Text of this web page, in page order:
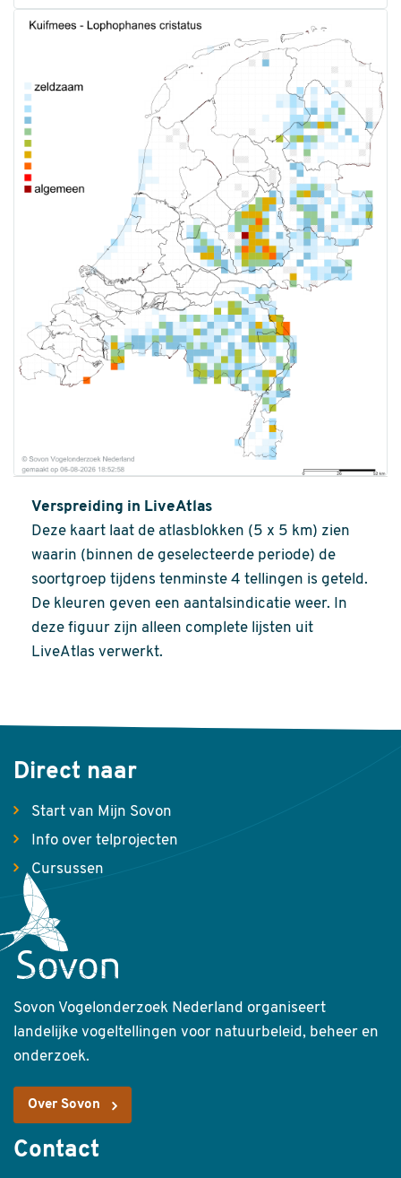
Verspreiding in LiveAtlas
Deze kaart laat de atlasblokken (5 x 5 km) zien
waarin (binnen de geselecteerde periode) de
soortgroep tijdens tenminste 4 tellingen is geteld.
De kleuren geven een aantalsindicatie weer. In
deze figuur zijn alleen complete lijsten uit
LiveAtlas verwerkt.
Direct naar
Start van Mijn Sovon
Info over telprojecten
Cursussen
Sovon Vogelonderzoek Nederland organiseert
landelijke vogeltellingen voor natuurbeleid, beheer en
onderzoek.
Over Sovon
Contact